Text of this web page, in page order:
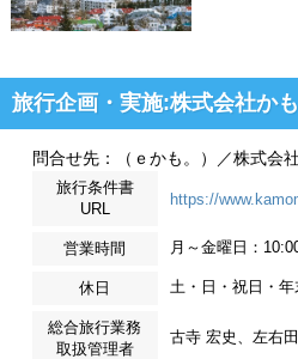
旅行企画・実施:株式会社か
問合せ先：（ｅかも。）／株式会
旅行条件書
URL
https://
営業時間 月～金曜日：
休日 土・日・祝日・
総合旅行業務
取扱管理者
古寺 宏史、左右